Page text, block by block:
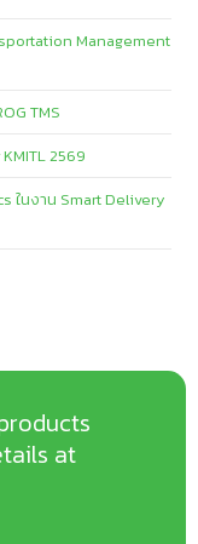
at